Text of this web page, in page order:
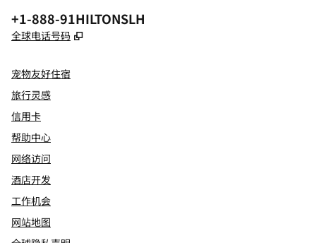
电话:
+1-888-91HILTONSLH
全球电话号码 ,
宠物友好住宿
旅行灵感
信用卡
帮助中心
网络访问
酒店开发
工作机会
网站地图